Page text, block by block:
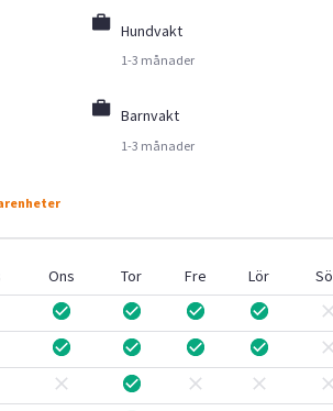
Hundvakt
1-3 månader
Barnvakt
1-3 månader
Ons Tor Fre Lör